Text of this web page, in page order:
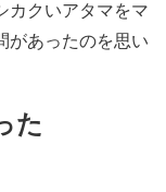
カクいアタマをマ
があったのを思い
た